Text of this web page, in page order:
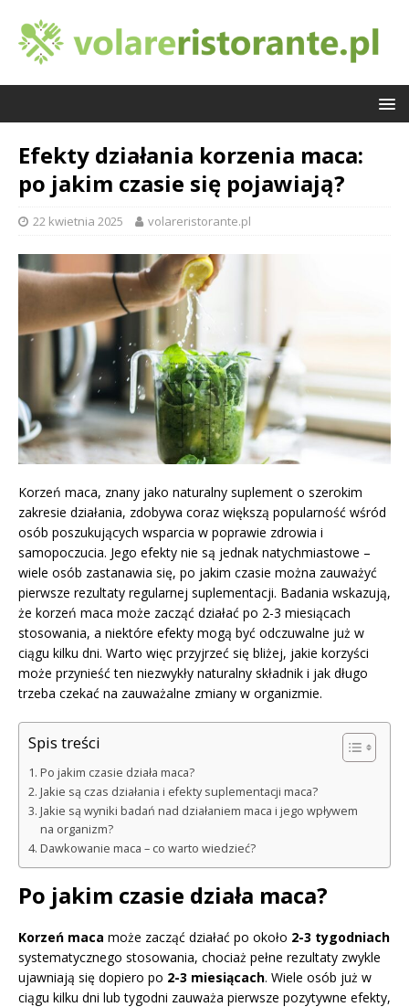
Efekty działania korzenia maca:
po jakim czasie się pojawiają?
22 kwietnia 2025 volareristorante.pl
Korzeń maca, znany jako naturalny suplement o szerokim
zakresie działania, zdobywa coraz większą popularność wśród
osób poszukujących wsparcia w poprawie zdrowia i
samopoczucia. Jego efekty nie są jednak natychmiastowe –
wiele osób zastanawia się, po jakim czasie można zauważyć
pierwsze rezultaty regularnej suplementacji. Badania wskazują,
że korzeń maca może zacząć działać po 2-3 miesiącach
stosowania, a niektóre efekty mogą być odczuwalne już w
ciągu kilku dni. Warto więc przyjrzeć się bliżej, jakie korzyści
może przynieść ten niezwykły naturalny składnik i jak długo
trzeba czekać na zauważalne zmiany w organizmie.
Spis treści
Po jakim czasie działa maca?
Jakie są czas działania i efekty suplementacji maca?
Jakie są wyniki badań nad działaniem maca i jego wpływem
na organizm?
Dawkowanie maca – co warto wiedzieć?
Po jakim czasie działa maca?
Korzeń maca może zacząć działać po około 2-3 tygodniach
systematycznego stosowania, chociaż pełne rezultaty zwykle
ujawniają się dopiero po 2-3 miesiącach. Wiele osób już w
ciągu kilku dni lub tygodni zauważa pierwsze pozytywne efekty,